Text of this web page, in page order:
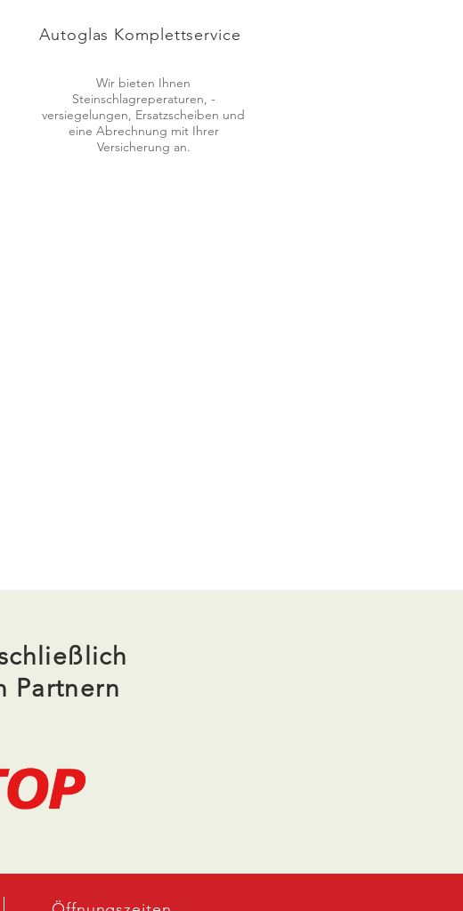
Autoglas Komplettservice
Wir bieten Ihnen
Steinschlagreperaturen, -
versiegelungen, Ersatzscheiben und
eine Abrechnung mit Ihrer
Versicherung an.
Partnern